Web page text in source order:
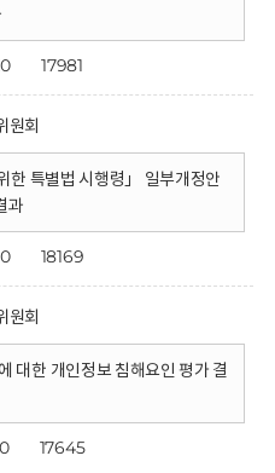
17981
원회
한 특별법 시행령」 일부개정안
과
18169
원회
대한 개인정보 침해요인 평가 결
17645